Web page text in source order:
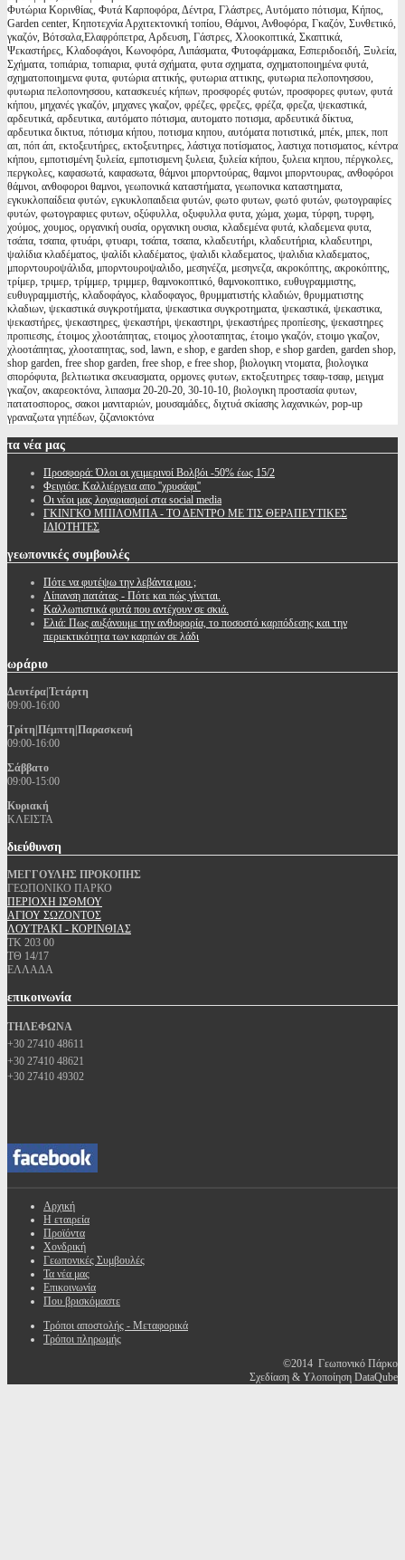
Φυτώρια Κορινθίας, Φυτά Καρποφόρα, Δέντρα, Γλάστρες, Αυτόματο πότισμα, Κήπος,
Garden center, Κηποτεχνία Αρχιτεκτονική τοπίου, Θάμνοι, Ανθοφόρα, Γκαζόν, Συνθετικό,
γκαζόν, Βότσαλα,Ελαφρόπετρα, Αρδευση, Γάστρες, Χλοοκοπτικά, Σκαπτικά,
Ψεκαστήρες, Κλαδοφάγοι, Κωνοφόρα, Λιπάσματα, Φυτοφάρμακα, Εσπεριδοειδή, Ξυλεία,
Σχήματα, τοπιάρια, τοπιαρια, φυτά σχήματα, φυτα σχηματα, σχηματοποιημένα φυτά,
σχηματοποιημενα φυτα, φυτώρια αττικής, φυτωρια αττικης, φυτωρια πελοπονησσου,
φυτωρια πελοπονησσου, κατασκευές κήπων, προσφορές φυτών, προσφορες φυτων, φυτά
κήπου, μηχανές γκαζόν, μηχανες γκαζον, φρέζες, φρεζες, φρέζα, φρεζα, ψεκαστικά,
αρδευτικά, αρδευτικα, αυτόματο πότισμα, αυτοματο ποτισμα, αρδευτικά δίκτυα,
αρδευτικα δικτυα, πότισμα κήπου, ποτισμα κηπου, αυτόματα ποτιστικά, μπέκ, μπεκ, ποπ
απ, πόπ άπ, εκτοξευτήρες, εκτοξευτηρες, λάστιχα ποτίσματος, λαστιχα ποτισματος, κέντρα
κήπου, εμποτισμένη ξυλεία, εμποτισμενη ξυλεια, ξυλεία κήπου, ξυλεια κηπου, πέργκολες,
περγκολες, καφασωτά, καφασωτα, θάμνοι μπορντούρας, θαμνοι μπορντουρας, ανθοφόροι
θάμνοι, ανθοφοροι θαμνοι, γεωπονικά καταστήματα, γεωπονικα καταστηματα,
εγκυκλοπαίδεια φυτών, εγκυκλοπαιδεια φυτών, φωτο φυτων, φωτό φυτών, φωτογραφίες
φυτών, φωτογραφιες φυτων, οξύφυλλα, οξυφυλλα φυτα, χώμα, χωμα, τύρφη, τυρφη,
χούμος, χουμος, οργανική ουσία, οργανικη ουσια, κλαδεμένα φυτά, κλαδεμενα φυτα,
τσάπα, τσαπα, φτυάρι, φτυαρι, τσάπα, τσαπα, κλαδευτήρι, κλαδευτήρια, κλαδευτηρι,
ψαλίδια κλαδέματος, ψαλίδι κλαδέματος, ψαλιδι κλαδεματος, ψαλιδια κλαδεματος,
μπορντουροψάλιδα, μπορντουροψαλιδο, μεσηνέζα, μεσηνεζα, ακροκόπτης, ακροκόπτης,
τρίμερ, τριμερ, τρίμμερ, τριμμερ, θαμνοκοπτικό, θαμνοκοπτικο, ευθυγραμμιστης,
ευθυγραμμιστής, κλαδοφάγος, κλαδοφαγος, θρυμματιστής κλαδιών, θρυμματιστης
κλαδιων, ψεκαστικά συγκροτήματα, ψεκαστικα συγκροτηματα, ψεκαστικά, ψεκαστικα,
ψεκαστήρες, ψεκαστηρες, ψεκαστήρι, ψεκαστηρι, ψεκαστήρες προπίεσης, ψεκαστηρες
προπιεσης, έτοιμος χλοοτάπητας, ετοιμος χλοοταπητας, έτοιμο γκαζόν, ετοιμο γκαζον,
χλοοτάπητας, χλοοταπητας, sod, lawn, e shop, e garden shop, e shop garden, garden shop,
shop garden, free shop garden, free shop, e free shop, βιολογικη ντοματα, βιολογικα
σπορόφυτα, βελτιωτικα σκευασματα, ορμονες φυτων, εκτοξευτηρες τσαφ-τσαφ, μειγμα
γκαζον, ακαρεοκτόνα, λιπασμα 20-20-20, 30-10-10, βιολογικη προστασία φυτων,
πατατοσπορος, σακοι μανιταριών, μουσαμάδες, διχτυά σκίασης λαχανικών, pop-up
γραναζωτα γηπέδων, ζιζανιοκτόνα
τα νέα μας
Προσφορά: Όλοι οι χειμερινοί Βολβόι -50% έως 15/2
Φειγιόα: Καλλιέργεια απο ''χρυσάφι''
Oι νέοι μας λογαριασμοί στα social media
ΓΚΙΝΓΚΟ ΜΠΙΛΟΜΠΑ - ΤΟ ΔΕΝΤΡΟ ΜΕ ΤΙΣ ΘΕΡΑΠΕΥΤΙΚΕΣ
ΙΔΙΟΤΗΤΕΣ
γεωπονικές συμβουλές
Πότε να φυτέψω την λεβάντα μου ;
Λίπανση πατάτας - Πότε και πώς γίνεται.
Καλλωπιστικά φυτά που αντέχουν σε σκιά.
Ελιά: Πως αυξάνουμε την ανθοφορία, το ποσοστό καρπόδεσης και την
περιεκτικότητα των καρπών σε λάδι
ωράριο
Δευτέρα|Τετάρτη
09:00-16:00
Τρίτη|Πέμπτη|Παρασκευή
09:00-16:00
Σάββατο
09:00-15:00
Κυριακή
ΚΛΕΙΣΤΑ
διεύθυνση
ΜΕΓΓΟΥΛΗΣ ΠΡΟΚΟΠΗΣ
ΓΕΩΠΟΝΙΚΟ ΠΑΡΚΟ
ΠΕΡΙΟΧΗ ΙΣΘΜΟΥ
ΑΓΙΟΥ ΣΩΖΟΝΤΟΣ
ΛΟΥΤΡΑΚΙ - ΚΟΡΙΝΘΙΑΣ
ΤΚ 203 00
ΤΘ 14/17
ΕΛΛΑΔΑ
επικοινωνία
ΤΗΛΕΦΩΝΑ
+30 27410 48611
+30 27410 48621
+30 27410 49302
Αρχική
Η εταιρεία
Προϊόντα
Χονδρική
Γεωπονικές Συμβουλές
Τα νέα μας
Επικοινωνία
Που βρισκόμαστε
Τρόποι αποστολής - Μεταφορικά
Τρόποι πληρωμής
©2014 Γεωπονικό Πάρκο
Σχεδίαση & Υλοποίηση DataQube